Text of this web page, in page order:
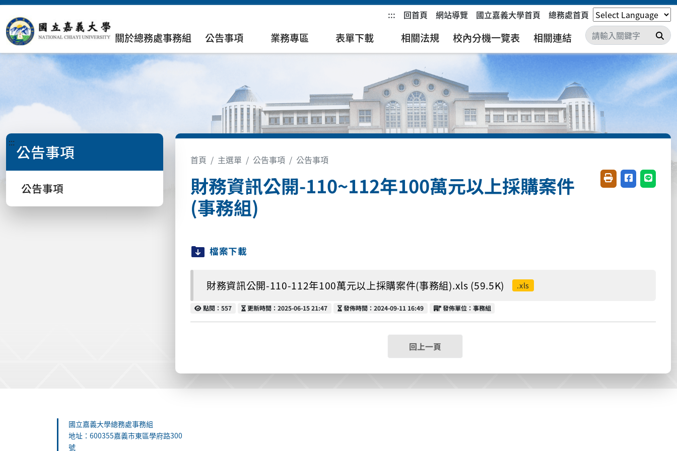
::: 回首頁 網站導覽 國立嘉義大學首頁 總務處首頁
關於總務處事務組 公告事項 業務專區 表單下載 相關法規 校內分機一覽表 相關連結 搜
::: 公告事項
公告事項
首頁 主選單 公告事項 公告事項
財務資訊公開-110~112年100萬元以上採購案件
(事務組)
友善列印(開新視窗)
分享至臉書(
分享至
檔案下載
財務資訊公開-110-112年100萬元以上採購案件(事務組).xls (59.5K) .xls
點閱
點閱：557 更新時間
更新時間：2025-06-15 21:47 發佈時間
發佈時間：2024-09-11 16:49 發佈單位
發佈單位：事務組
回上一頁
國立嘉義大學總務處事務組
地址：600355嘉義市東區學府路300
號